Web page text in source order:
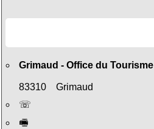
Grimaud - Office du Tourisme
83310 Grimaud
☏
🖷